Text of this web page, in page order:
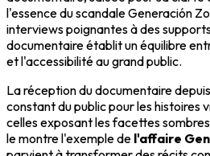
l'essence du scandale Generación
interviews poignantes à des
documentaire établit un équilibre
et l'accessibilité au grand public.
La réception du documentaire
constant du public pour les histoires
celles exposant les facettes
le montre l'exemple de l'affaire